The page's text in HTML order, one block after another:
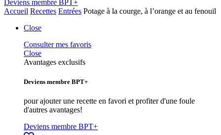
Deviens membre BPT+
Accueil Recettes Entrées Potage à la courge, à l’orange et au fenouil
Close
Consulter mes favoris
Close
Avantages exclusifs
Deviens membre BPT+
pour ajouter une recette en favori et profiter d'une foule
d'autres avantages!
Deviens membre BPT+